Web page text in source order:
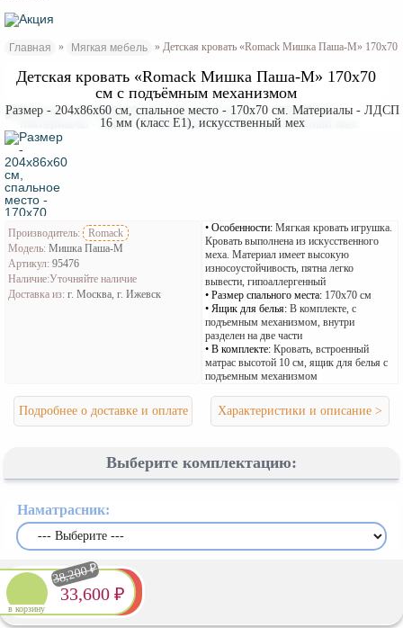
Главная » Мягкая мебель » Детская кровать «Romack Мишка Паша-М»
Детская кровать «Romack Мишка Паша-М» 170х70
см с подъёмным механизмом
Размер - 204x86x60 см, спальное место - 170x70 см. Материалы - ЛДСП
16 мм (класс Е1), искусственный мех
Производитель:
Romack
Модель: Мишка Паша-М
Артикул: 95476
Наличие:Уточняйте наличие
Доставка из: г. Москва, г. Ижевск
Особенности: Мягкая кровать игрушка.
Кровать выполнена из искусственного
меха. Материал имеет высокую
износоустойчивость, пятна легко
вывести, гипоаллергенный
Размер спального места: 170x70 см
Ящик для белья: В комплекте, с
подъемным механизмом, внутри
разделен на две части
В комплекте: Кровать, встроенный
матрас высотой 10 см, ящик для белья с
подъемным механизмом
Подробнее о доставке и оплате Характеристики и описание >
Выберите комплектацию:
Наматрасник:
в корзину
38,200 ₽
33,600 ₽